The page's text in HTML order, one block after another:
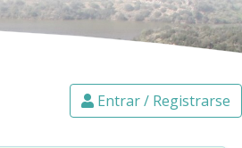
Entrar / Registrarse